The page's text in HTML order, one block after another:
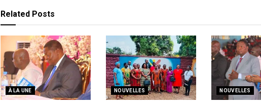
RelatedPosts
À LA UNE NOUVELLES NOUVELLES